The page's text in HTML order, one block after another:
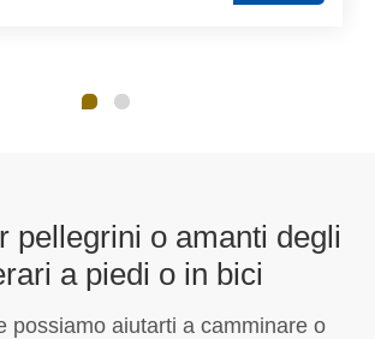
pellegrini o amanti degli
a piedi o in bici
possiamo aiutarti a camminare o